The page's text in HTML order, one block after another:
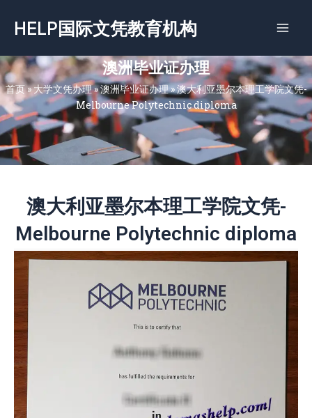
容
HELP国际文凭教育机构
澳洲毕业证办理
首页»大学文凭办理»澳洲毕业证办理»澳大利亚墨尔本理工学院文凭-
Melbourne Polytechnic diploma
澳大利亚墨尔本理工学院文凭-
Melbourne Polytechnic diploma